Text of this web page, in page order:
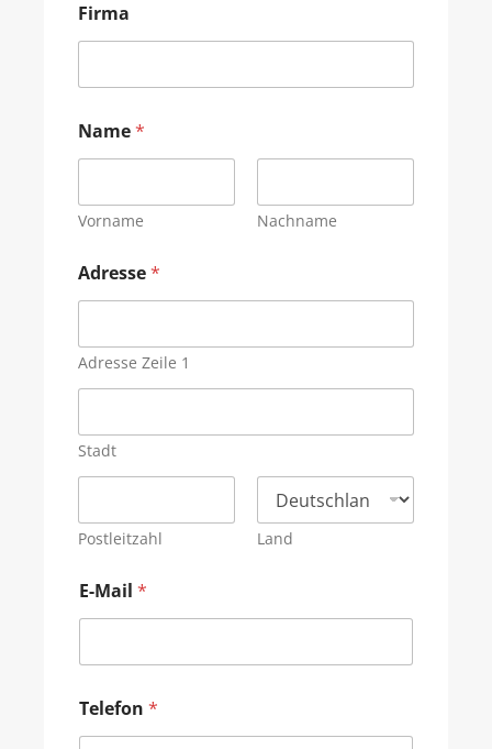
Firma
Name*
Vorname Nachname
Adresse*
Adresse Zeile 1
Stadt
Postleitzahl Land
E-Mail *
Telefon *